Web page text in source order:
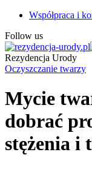
Współpraca i
Follow us
Rezydencja Urody
Oczyszczanie twarzy
Mycie
dobrać
stężenia i